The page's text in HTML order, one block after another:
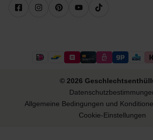
© 2026
Allgemeine Bedingungen und
Cookie-Einstellungen